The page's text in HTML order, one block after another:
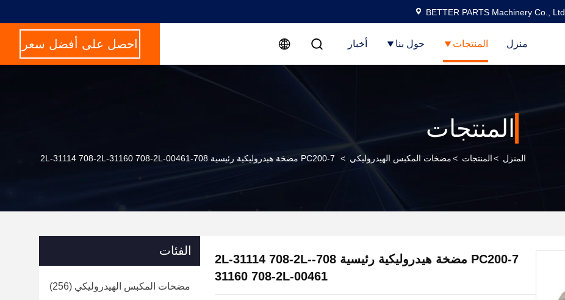
BETTER PARTS Machinery Co., Ltd.
منزل المنتجات حول بنا أخبار احصل على أفضل سعر
المنتجات
المنزل >المنتجات >مضخات المكبس الهيدروليكي > PC200-7 مضخة هيدروليكية رئيسية 708-2L-31114 708-2L-31160 708-2L-00461
PC200-7 مضخة هيدروليكية رئيسية 708-2L-31114 708-2L-
31160 708-2L-00461
الفئات
مضخات المكبس الهيدروليكي (256)